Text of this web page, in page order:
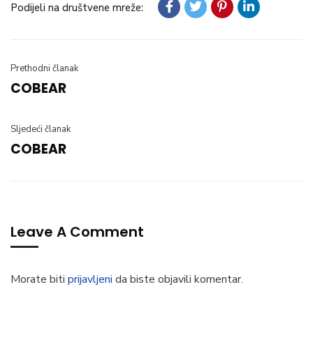
Podijeli na društvene mreže:
Prethodni članak
COBEAR
Sljedeći članak
COBEAR
Leave A Comment
Morate biti prijavljeni da biste objavili komentar.